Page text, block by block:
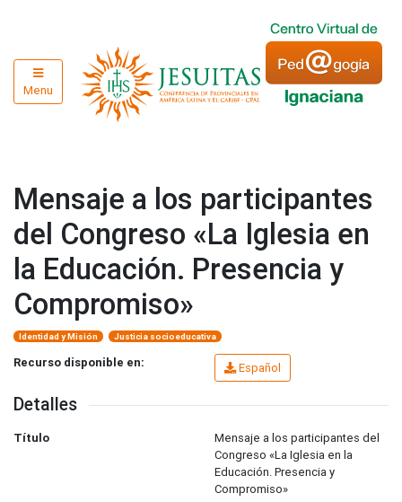
Menu
Mensaje a los participantes
del Congreso «La Iglesia en
la Educación. Presencia y
Compromiso»
Identidad y Misión Justicia socioeducativa
Recurso disponible en: Español
Detalles
Título
Mensaje a los participantes del
Congreso «La Iglesia en la
Educación. Presencia y
Compromiso»